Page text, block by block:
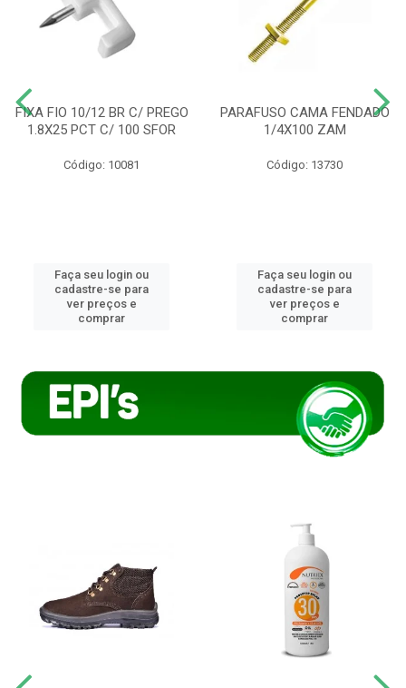
FIXA FIO 10/12 BR C/ PREGO
1.8X25 PCT C/ 100 SFOR
Código: 10081
Faça seu login ou
cadastre-se para
ver preços e
comprar
PARAFUSO CAMA FENDADO
1/4X100 ZAM
Código: 13730
Faça seu login ou
cadastre-se para
ver preços e
comprar